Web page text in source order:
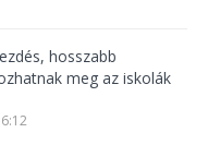
hosszabb
meg az iskolák